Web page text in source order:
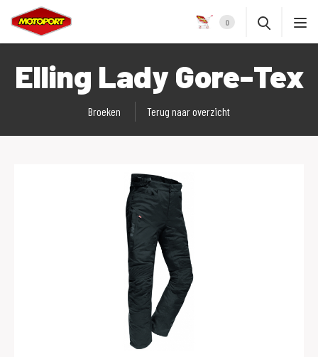
0
Elling Lady Gore-Tex
Broeken Terug naar overzicht